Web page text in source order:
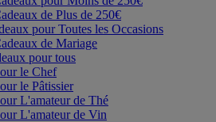
de Plus de 250€
pour Toutes les Occasions
de Mariage
pour tous
le Chef
le Pâtissier
L'amateur de Thé
L'amateur de Vin